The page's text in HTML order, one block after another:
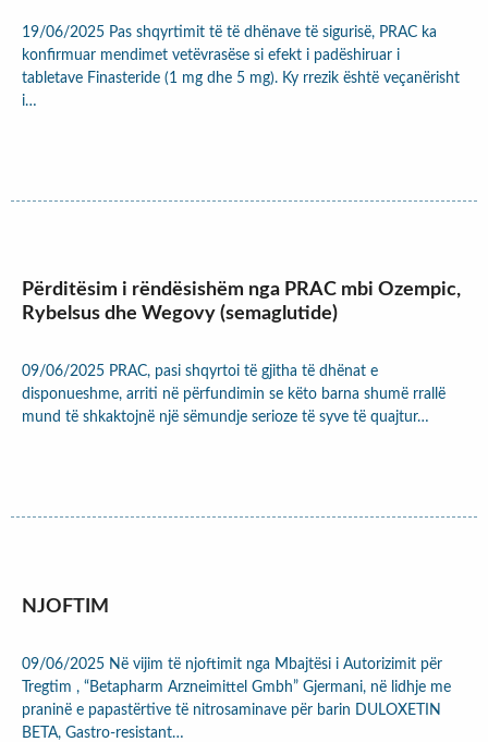
19/06/2025 Pas shqyrtimit të të dhënave të sigurisë, PRAC ka
konfirmuar mendimet vetëvrasëse si efekt i padëshiruar i
tabletave Finasteride (1 mg dhe 5 mg). Ky rrezik është veçanërisht
i…
Përditësim i rëndësishëm nga PRAC mbi Ozempic,
Rybelsus dhe Wegovy (semaglutide)
09/06/2025 PRAC, pasi shqyrtoi të gjitha të dhënat e
disponueshme, arriti në përfundimin se këto barna shumë rrallë
mund të shkaktojnë një sëmundje serioze të syve të quajtur…
NJOFTIM
09/06/2025 Në vijim të njoftimit nga Mbajtësi i Autorizimit për
Tregtim , “Betapharm Arzneimittel Gmbh” Gjermani, në lidhje me
praninë e papastërtive të nitrosaminave për barin DULOXETIN
BETA, Gastro-resistant…